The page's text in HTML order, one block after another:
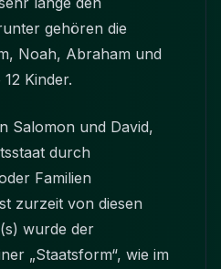
gehören die
Noah, Abraham und
Kinder.
Salomon und David,
durch
Familien
zurzeit von diesen
wurde der
„Staatsform“, wie im